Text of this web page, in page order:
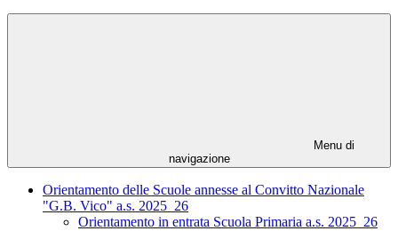
Menu di
navigazione
Orientamento delle Scuole annesse al Convitto Nazionale
"G.B. Vico" a.s. 2025_26
Orientamento in entrata Scuola Primaria a.s. 2025_26